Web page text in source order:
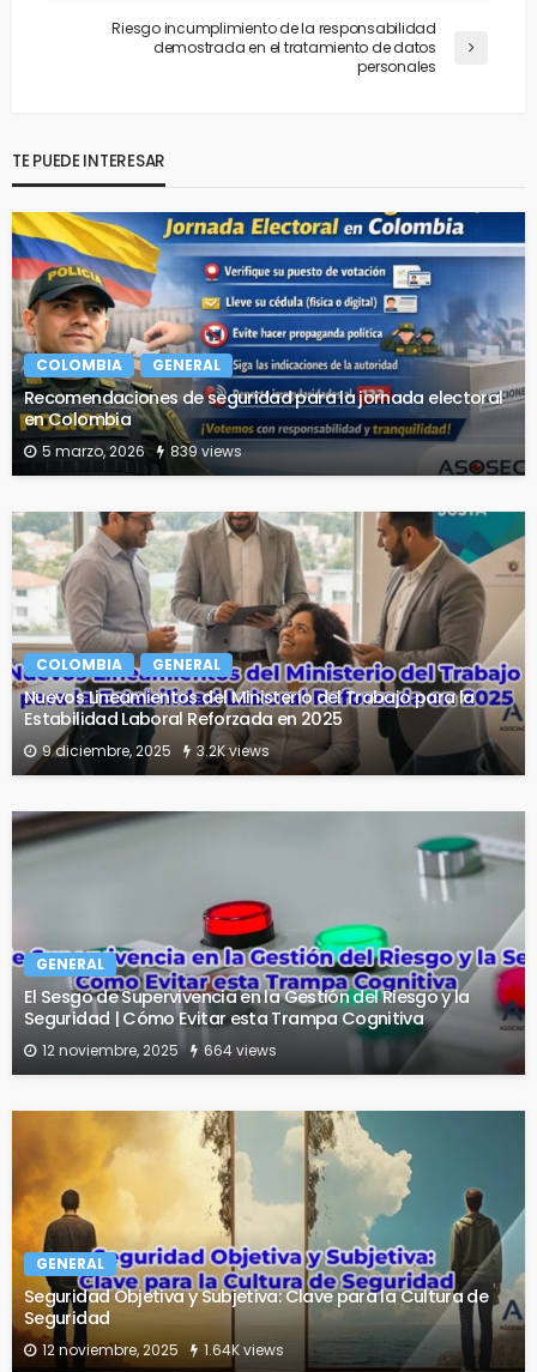
Riesgo incumplimiento de la responsabilidad
demostrada en el tratamiento de datos
personales
TE PUEDE INTERESAR
COLOMBIA GENERAL
Recomendaciones de seguridad para la jornada electoral
en Colombia
5 marzo, 2026 839 views
COLOMBIA GENERAL
Nuevos Lineamientos del Ministerio del Trabajo para la
Estabilidad Laboral Reforzada en 2025
9 diciembre, 2025 3.2K views
GENERAL
El Sesgo de Supervivencia en la Gestión del Riesgo y la
Seguridad | Cómo Evitar esta Trampa Cognitiva
12 noviembre, 2025 664 views
GENERAL
Seguridad Objetiva y Subjetiva: Clave para la Cultura de
Seguridad
12 noviembre, 2025 1.64K views